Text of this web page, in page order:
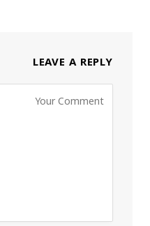
LEAVE A REPLY